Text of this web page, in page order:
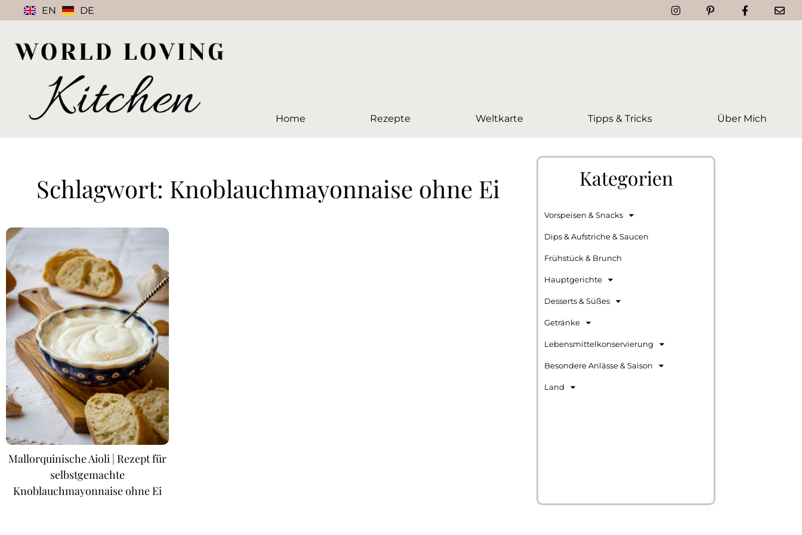
EN DE
Home Rezepte Weltkarte Tipps & Tricks Über Mich
Schlagwort: Knoblauchmayonnaise ohne Ei
Mallorquinische Aioli | Rezept für
selbstgemachte
Knoblauchmayonnaise ohne Ei
Kategorien
Vorspeisen & Snacks
Dips & Aufstriche & Saucen
Frühstück & Brunch
Hauptgerichte
Desserts & Süßes
Getränke
Lebensmittelkonservierung
Besondere Anlässe & Saison
Land